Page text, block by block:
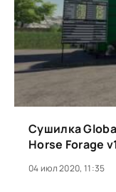
Сушилка
Horse Forage
04 июл 2020, 11:35